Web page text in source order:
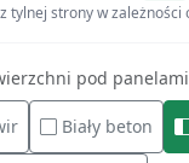
tylnej strony w zależności
pod
Biały beton